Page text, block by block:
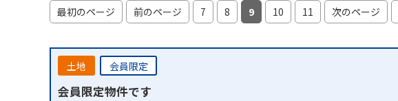
最初のページ
前のページ 7 8 9 10 11 次のページ
土地 会員限定
会員限定物件です